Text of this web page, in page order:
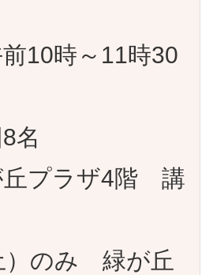
10時～11時30
名
丘プラザ4階 講
）のみ 緑が丘